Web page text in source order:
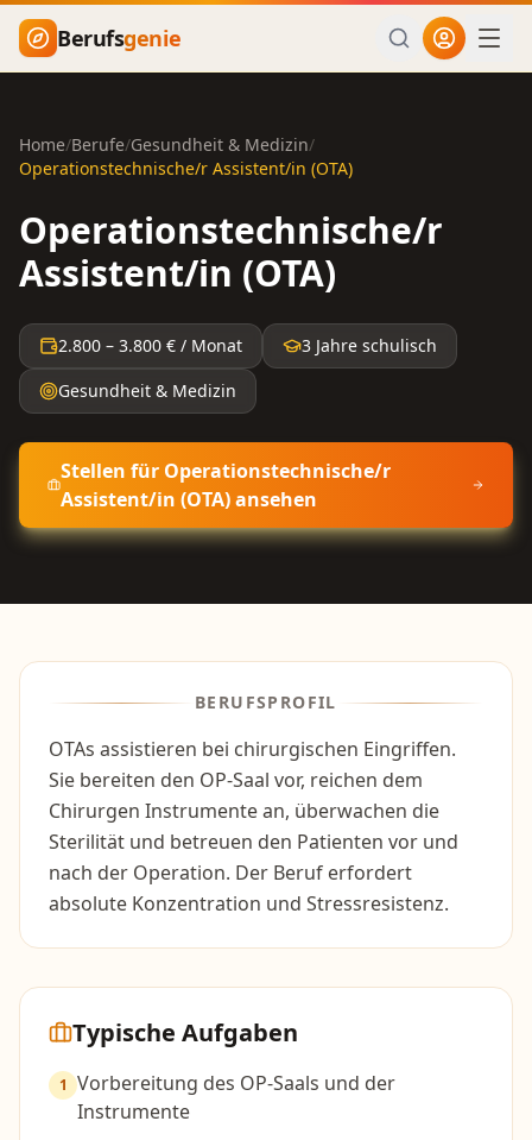
Zum Hauptinhalt springen
Berufsgenie
Home/Berufe/Gesundheit & Medizin/
Operationstechnische/r Assistent/in (OTA)
Operationstechnische/r
Assistent/in (OTA)
2.800 – 3.800 € / Monat
3 Jahre schulisch
Gesundheit & Medizin
Stellen für Operationstechnische/r
Assistent/in (OTA)ansehen
BERUFSPROFIL
OTAs assistieren bei chirurgischen Eingriffen.
Sie bereiten den OP-Saal vor, reichen dem
Chirurgen Instrumente an, überwachen die
Sterilität und betreuen den Patienten vor und
nach der Operation. Der Beruf erfordert
absolute Konzentration und Stressresistenz.
Typische Aufgaben
1 Vorbereitung des OP-Saals und der
Instrumente